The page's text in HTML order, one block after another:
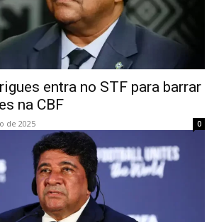
entra no STF para barrar
na CBF
de 2025 0